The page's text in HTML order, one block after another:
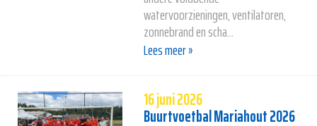
watervoorzieningen, ventilatoren,
zonnebrand en scha...
Lees meer »
16 juni 2026
Buurtvoetbal Mariahout 2026